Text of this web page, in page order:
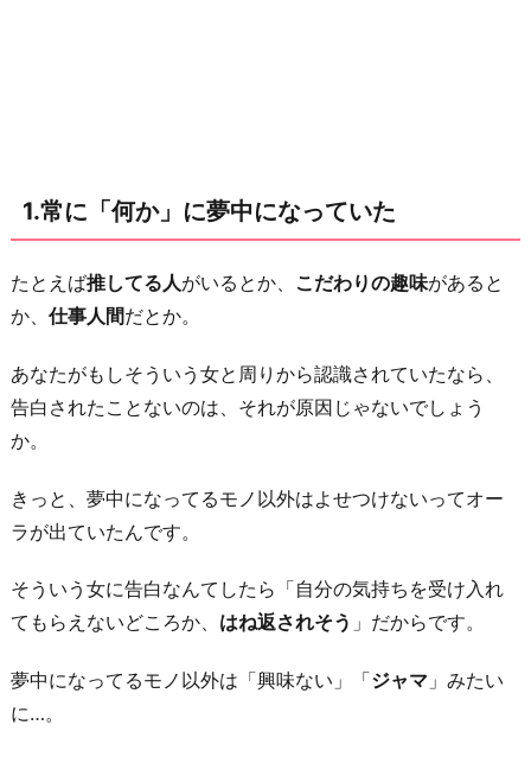
質
問
を
し
か
っ
3.
周
の
女
雰
囲
1.常に「何か」に夢中になっていた
たとえば推してる人がいるとか、 こだわりの趣味があると
か、 仕事人間だとか。
あなたがもしそういう女と周りから認識されていたなら、
告白されたことないのは、それが原因じゃないでしょう
か。
きっと、夢中になってるモノ以外はよせつけないってオー
ラが出ていたんです。
そういう女に告白なんてしたら「自分の気持ちを受け入れ
てもらえないどころか、 はね返されそう 」だからです。
夢中になってるモノ以外は「興味ない」「ジャマ 」みたい
に…。